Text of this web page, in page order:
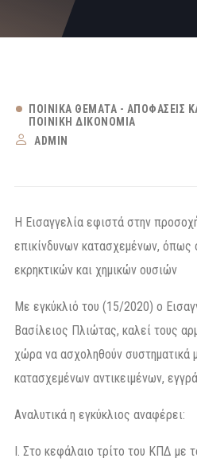
ΠΟΙΝΙΚΆ ΘΈΜΑΤΑ - ΑΠΟΦΆΣΕΙΣ
ΠΟΙΝΙΚΉ ΔΙΚΟΝΟΜΊΑ
ADMIN
Η Εισαγγελία εφιστά στην
επικίνδυνων κατασχεμένων, όπως
εκρηκτικών και χημικών ουσιών
Με εγκύκλιό του (15/2020) ο
Βασίλειος Πλιώτας, καλεί τους
χώρα να ασχοληθούν συστηματικά
κατασχεμένων αντικειμένων,
Αναλυτικά η εγκύκλιος αναφέρει:
Ι. Στο κεφάλαιο τρίτο του ΚΠΔ με